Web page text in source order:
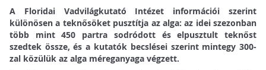
A Floridai Vadvilágkutató Intézet információi szerint
különösen a teknősöket pusztítja az alga: az idei szezonban
több mint 450 partra sodródott és elpusztult teknőst
szedtek össze, és a kutatók becslései szerint mintegy 300-
zal közülük az alga méreganyaga végzett.